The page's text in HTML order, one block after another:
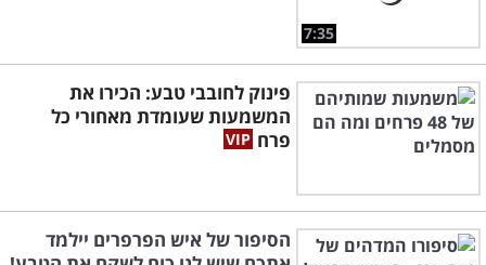
7:35
פינוק לחובבי טבע: הכירו את
המשמעות שעומדת מאחורי כל
פרח
הסיפור של איש הפרפרים יילמד